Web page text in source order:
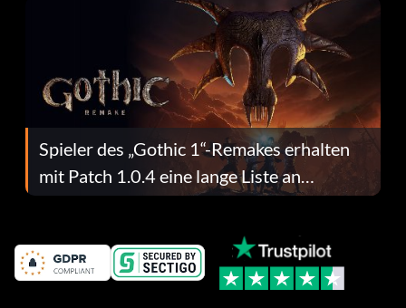
Spieler des „Gothic 1“-Remakes erhalten
mit Patch 1.0.4 eine lange Liste an
Fehlerbehebungen